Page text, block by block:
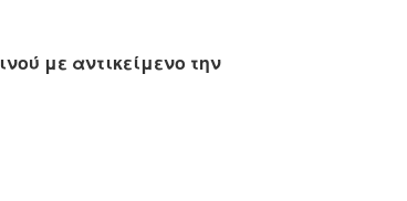
με αντικείμενο την